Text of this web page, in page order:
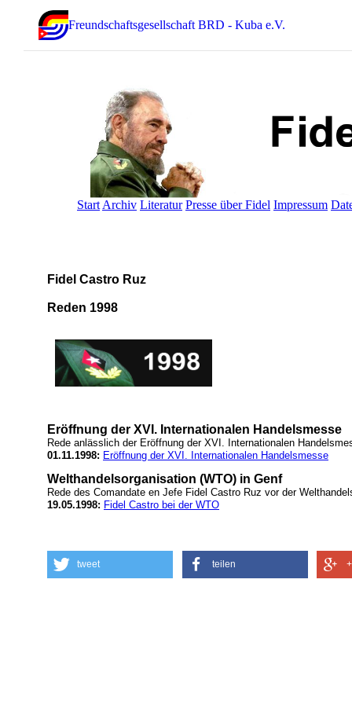
Freundschaftsgesellschaft BRD - Kuba e.V.
Start Archiv Literatur Presse über Fidel Impressum
Fidel Castro Ruz
Reden 1998
Eröffnung der XVI. Internationalen Handelsmesse
Rede anlässlich der Eröffnung der XVI. Internationalen
01.11.1998: Eröffnung der XVI. Internationalen Handelsmesse
Welthandelsorganisation (WTO) in Genf
Rede des Comandate en Jefe Fidel Castro Ruz vor der
19.05.1998: Fidel Castro bei der WTO
tweet teilen